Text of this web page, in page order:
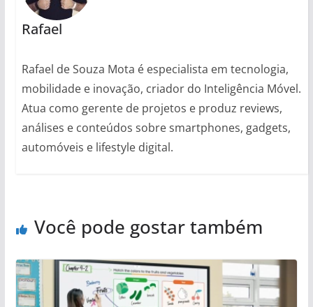
Rafael
Rafael de Souza Mota é especialista em tecnologia,
mobilidade e inovação, criador do Inteligência Móvel.
Atua como gerente de projetos e produz reviews,
análises e conteúdos sobre smartphones, gadgets,
automóveis e lifestyle digital.
Você pode gostar também